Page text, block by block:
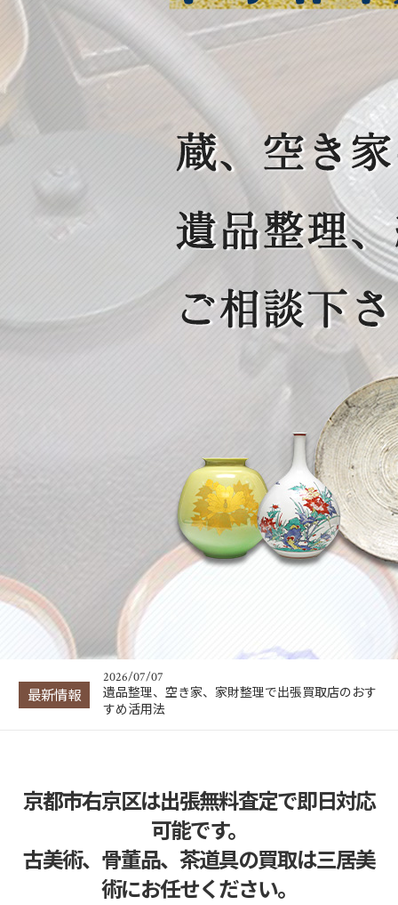
最新情報
2026/02/04
お問い合せから出張買取の流れ
2026/07/24
2026/07/07
遺品整理、空き家、家財整理で出張買取店のおす
すめ活用法
2026/07/24
2026年｜夏季営業のご案内
京都市右京区は出張無料査定で即日対応
可能です。
古美術、骨董品、茶道具の買取は三居美
術にお任せください。